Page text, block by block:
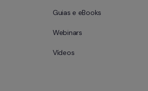
Guias e eBooks
Webinars
Vídeos